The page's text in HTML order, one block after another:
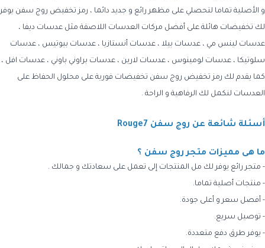
و الأصلية تماما لتحصلي على مظهر رائع و جديد دائما ، رمز تخفيض روج سفن يوفر
لك تخفيضات هائلة على أفضل مركات العدسات اللاصقة مثل عدسات ديفا ،
عدسات لينس مي ، عدسات بيلا ، عدسات أنستازيا ، عدسات بيوتيس ، عدسات
سلوتيكا ، عدسات لومينوس ، عدسات لارين ، عدسات براوني باوني ، عدسات افل ،
كما يقدم لك رمز تخفيض روج سفن تخفيضات فورية على محلول الحفاظ على
العدسات لنكمل لك الرفاهية و الراحة .
أسئلة شائعة عن روج سفن Rouge7
ما هى مميزات متجر روج سفن ؟
- متجر رائع يوفر لك مل المنتجات إلى تعمل على سعادتك و جمالك .
- منتجات أصلية تماما.
- أفصل سعر و أعلى جودة.
- توصيل سريع.
- يوفر طرق دفع متعددة.